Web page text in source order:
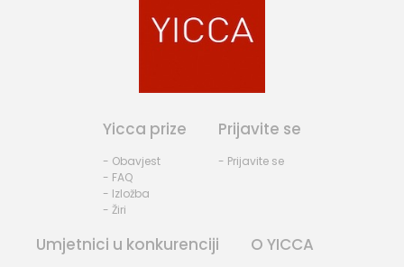
Yicca prize
- Obavjest
- FAQ
- Izložba
- Žiri
Prijavite se
- Prijavite se
Umjetnici u konkurenciji O YICCA